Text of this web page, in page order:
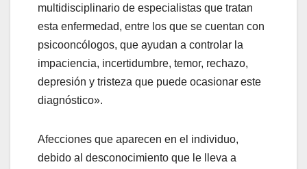
multidisciplinario de especialistas que tratan
esta enfermedad, entre los que se cuentan con
psicooncólogos, que ayudan a controlar la
impaciencia, incertidumbre, temor, rechazo,
depresión y tristeza que puede ocasionar este
diagnóstico».
Afecciones que aparecen en el individuo,
debido al desconocimiento que le lleva a